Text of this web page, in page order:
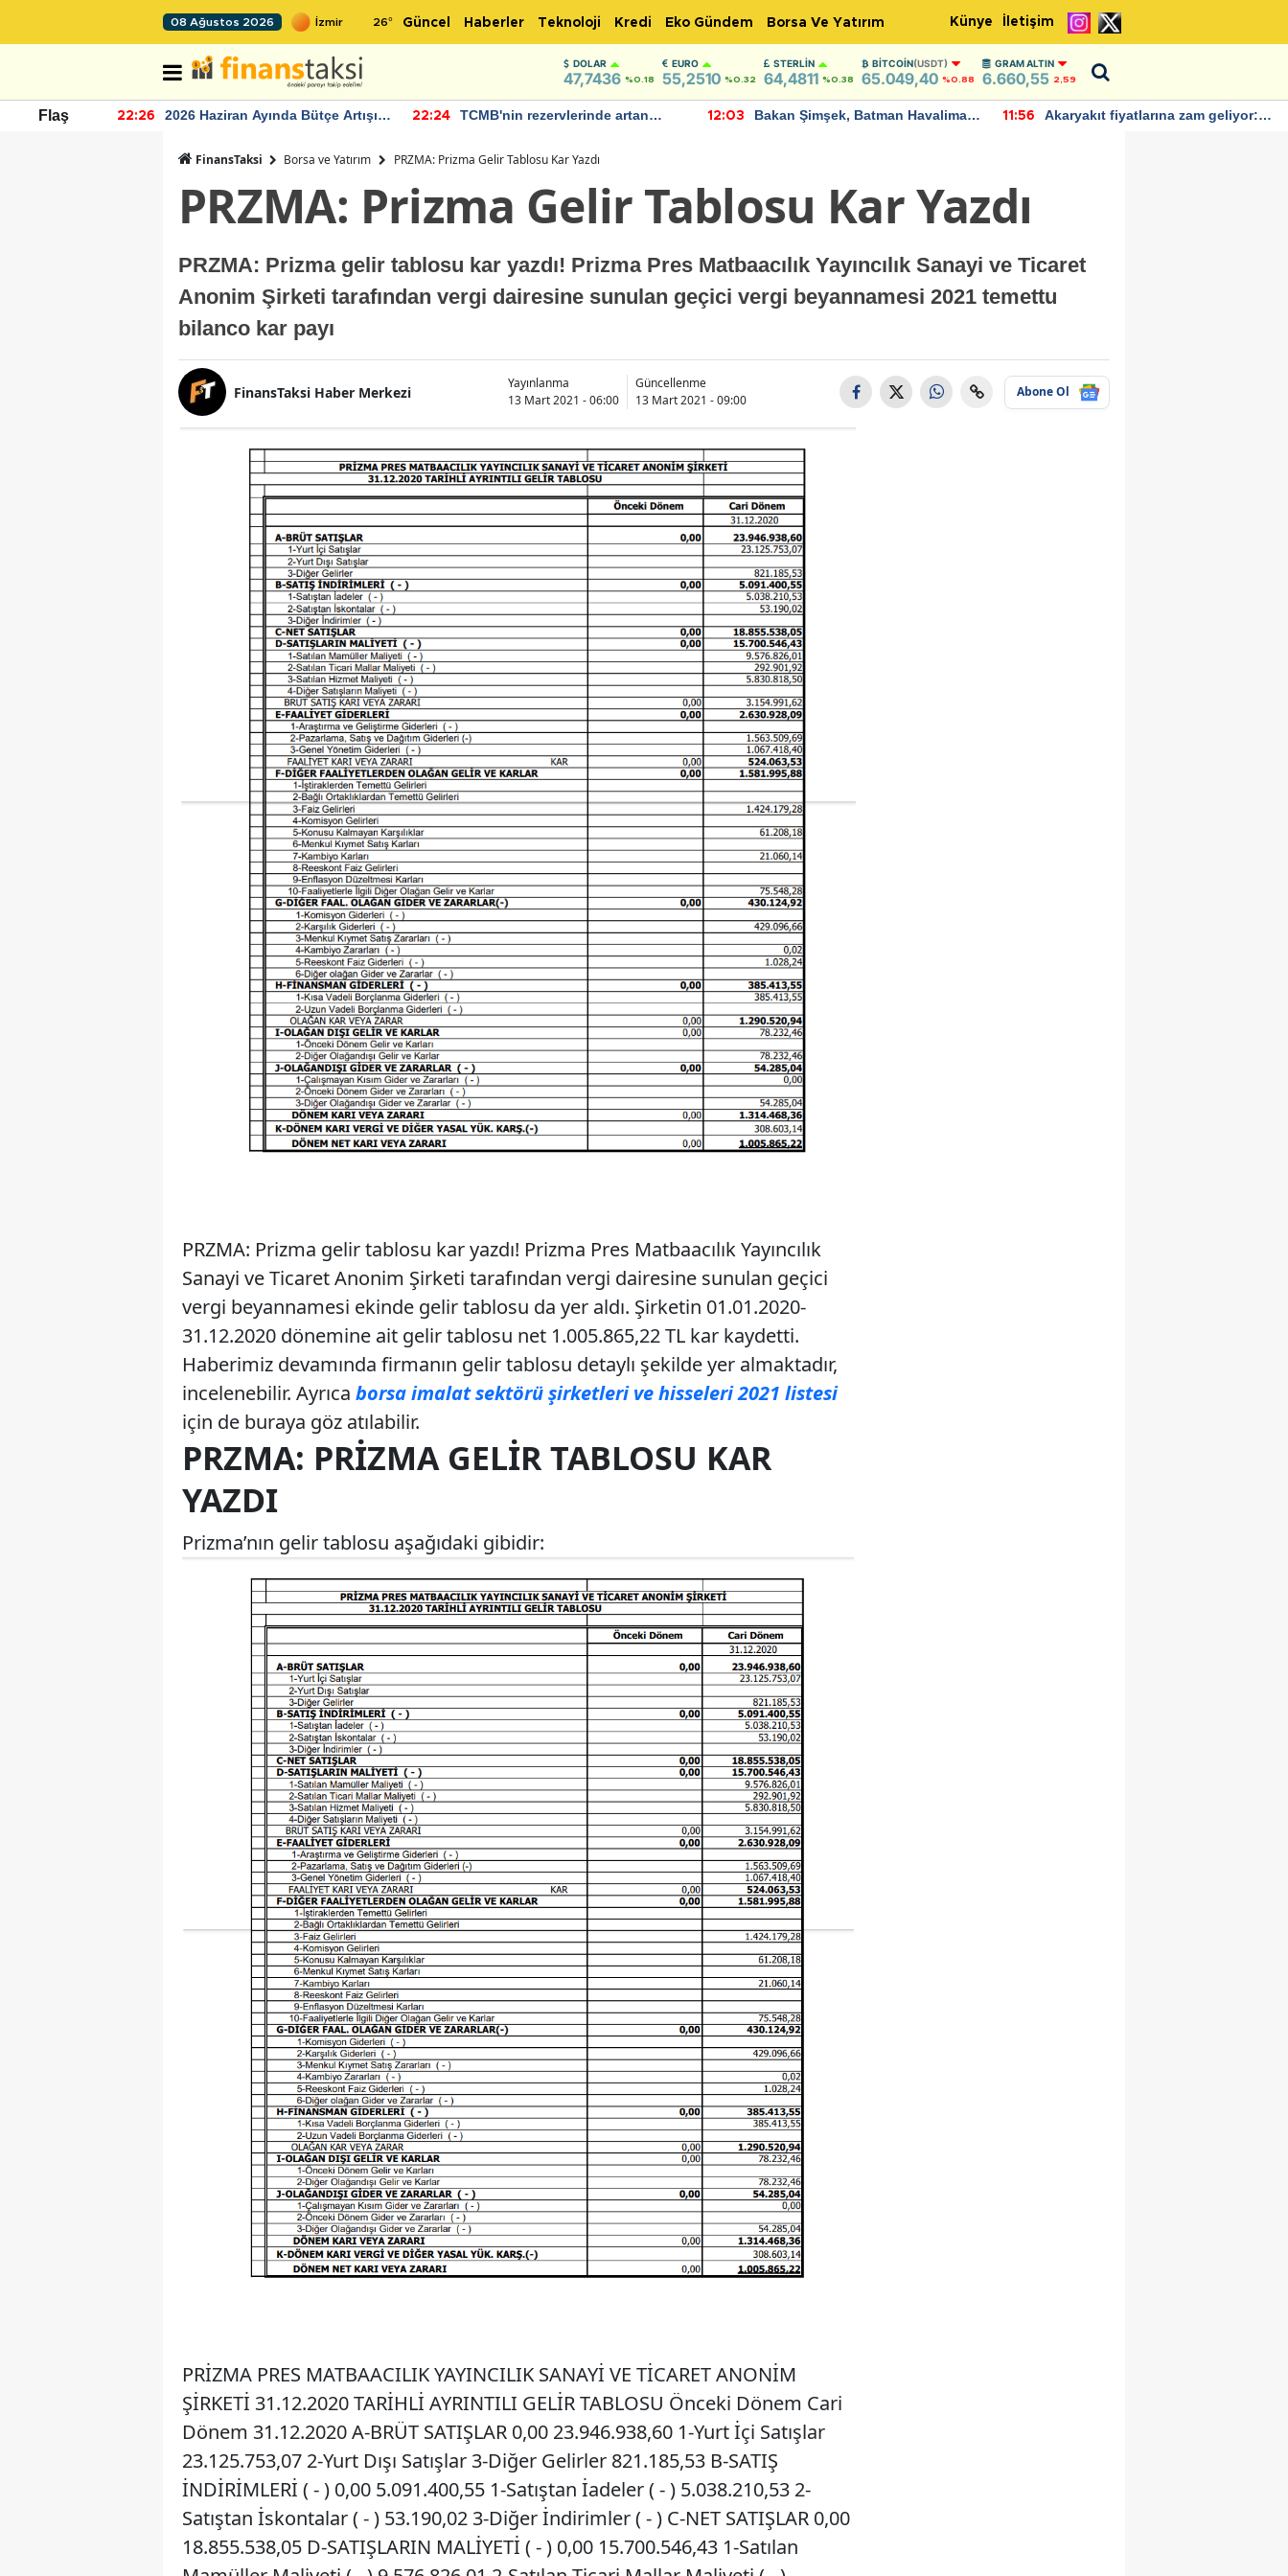
08 Ağustos 2026 26° Güncel Haberler Teknoloji Kredi Eko Gündem Borsa Ve Yatırım Künye İletişim
DOLAR
47,7436 %0.18
EURO
55,2510 %0.32
STERLIN
64,4811 %0.38
BITCOIN(USDT)
65.049,40 %0.88
GRAM ALTIN
6.660,55 2,59
Flaş 22:26
2026 Haziran Ayında Bütçe Artışı
22:24
TCMB'nin rezervlerinde artan
12:03
Bakan Şimşek, Batman Havalimanı
11:56
Akaryakıt fiyatlarına zam geliyor:
FinansTaksi Borsa ve Yatırım PRZMA: Prizma Gelir Tablosu Kar Yazdı
PRZMA: Prizma Gelir Tablosu Kar Yazdı
PRZMA: Prizma gelir tablosu kar yazdı! Prizma Pres Matbaacılık Yayıncılık Sanayi ve Ticaret
Anonim Şirketi tarafından vergi dairesine sunulan geçici vergi beyannamesi 2021 temettu
bilanco kar payı
FinansTaksi Haber Merkezi
Yayınlanma
13 Mart 2021 - 06:00
Güncellenme
13 Mart 2021 - 09:00
Abone Ol
PRZMA: Prizma gelir tablosu kar yazdı! Prizma Pres Matbaacılık Yayıncılık
Sanayi ve Ticaret Anonim Şirketi tarafından vergi dairesine sunulan geçici
vergi beyannamesi ekinde gelir tablosu da yer aldı. Şirketin 01.01.2020-
31.12.2020 dönemine ait gelir tablosu net 1.005.865,22 TL kar kaydetti.
Haberimiz devamında firmanın gelir tablosu detaylı şekilde yer almaktadır,
incelenebilir. Ayrıca borsa imalat sektörü şirketleri ve hisseleri 2021 listesi
için de buraya göz atılabilir.
PRZMA: PRIZMA GELIR TABLOSU KAR
YAZDI
Prizma’nın gelir tablosu aşağıdaki gibidir:
PRİZMA PRES MATBAACILIK YAYINCILIK SANAYİ VE TİCARET ANONİM
ŞİRKETİ 31.12.2020 TARİHLİ AYRINTILI GELİR TABLOSU Önceki Dönem Cari
Dönem 31.12.2020 A-BRÜT SATIŞLAR 0,00 23.946.938,60 1-Yurt İçi Satışlar
23.125.753,07 2-Yurt Dışı Satışlar 3-Diğer Gelirler 821.185,53 B-SATIŞ
İNDİRİMLERİ ( - ) 0,00 5.091.400,55 1-Satıştan İadeler ( - ) 5.038.210,53 2-
Satıştan İskontalar ( - ) 53.190,02 3-Diğer İndirimler ( - ) C-NET SATIŞLAR 0,00
18.855.538,05 D-SATIŞLARIN MALİYETİ ( - ) 0,00 15.700.546,43 1-Satılan